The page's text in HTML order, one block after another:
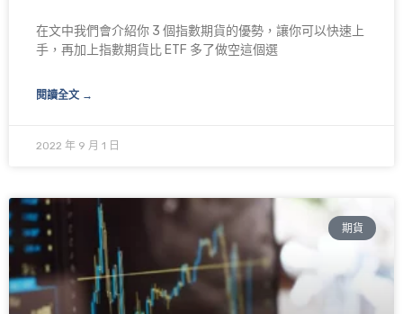
在文中我們會介紹你 3 個指數期貨的優勢，讓你可以快速上
手，再加上指數期貨比 ETF 多了做空這個選
閱讀全文 →
2022 年 9 月 1 日
期貨